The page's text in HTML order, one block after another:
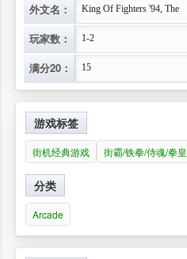
外文名： King Of Fighters '94, The
玩家数： 1-2
满分20： 15
游戏标签
街机经典游戏 街霸/铁拳/侍魂/拳皇
分类
Arcade